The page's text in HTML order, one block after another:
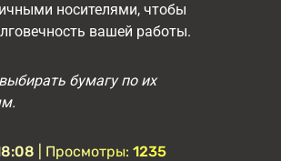
носителями, чтобы
вашей работы.
бумагу по их
| Просмотры: 1235